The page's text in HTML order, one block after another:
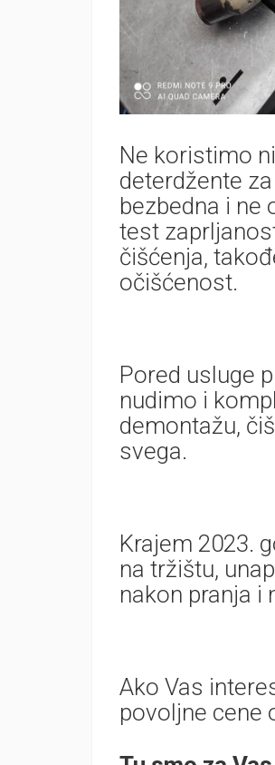
Ne koristimo
deterdžente
bezbedna i ne
test
čišćenja,
očišćenost.
Pored usluge
nudimo i
demontažu,
svega.
Krajem 2023.
na tržištu,
nakon pranja i
Ako Vas
povoljne cene